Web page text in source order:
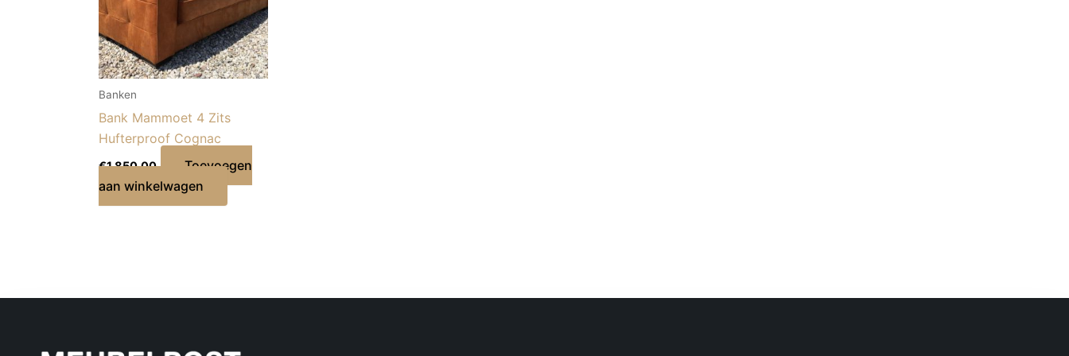
Banken
Bank Mammoet 4 Zits
Hufterproof Cognac
€1.850,00
Toevoegen
aan winkelwagen